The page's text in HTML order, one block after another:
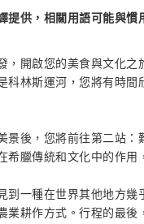
提供，相關用語可能與慣
，開啟您的美食與文化
科林斯運河，您將有時
景後，您將前往第二站
希臘傳統和文化中的作用
到一種在世界其他地方
業耕作方式。行程的最